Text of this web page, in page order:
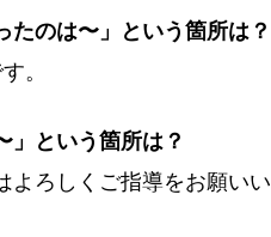
たのは〜」という箇所は？
。
」という箇所は？
よろしくご指導をお願いい